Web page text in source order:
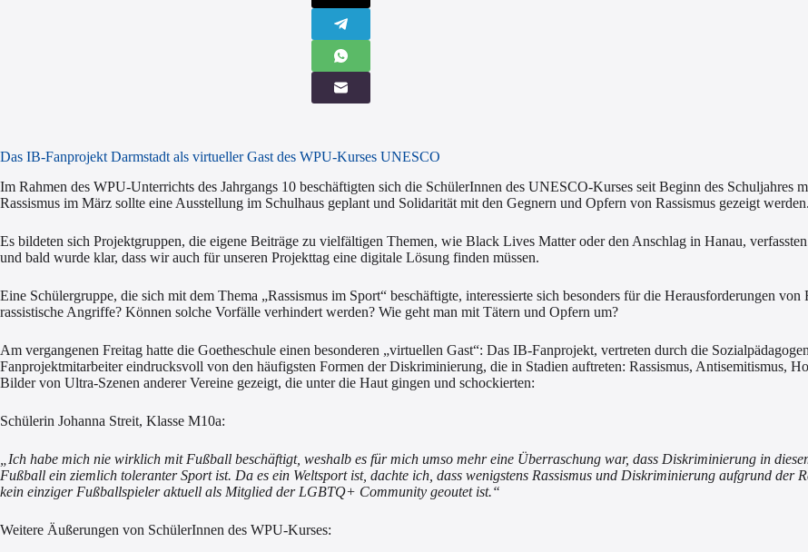
Das IB-Fanprojekt Darmstadt als virtueller Gast des WPU-Kurses UNESCO
Im Rahmen des WPU-Unterrichts des Jahrgangs 10 beschäftigten sich die SchülerInnen des UNESCO-Kurses seit Beginn des Schuljahres
Rassismus im März sollte eine Ausstellung im Schulhaus geplant und Solidarität mit den Gegnern und Opfern von Rassismus gezeigt werden.
Es bildeten sich Projektgruppen, die eigene Beiträge zu vielfältigen Themen, wie Black Lives Matter oder den Anschlag in Hanau,
und bald wurde klar, dass wir auch für unseren Projekttag eine digitale Lösung finden müssen.
Eine Schülergruppe, die sich mit dem Thema „Rassismus im Sport“ beschäftigte, interessierte sich besonders für die Herausforderungen
rassistische Angriffe? Können solche Vorfälle verhindert werden? Wie geht man mit Tätern und Opfern um?
Am vergangenen Freitag hatte die Goetheschule einen besonderen „virtuellen Gast“: Das IB-Fanprojekt, vertreten durch die
Fanprojektmitarbeiter eindrucksvoll von den häufigsten Formen der Diskriminierung, die in Stadien auftreten: Rassismus, Antisemitismus,
Bilder von Ultra-Szenen anderer Vereine gezeigt, die unter die Haut gingen und schockierten:
Schülerin Johanna Streit, Klasse M10a:
„Ich habe mich nie wirklich mit Fußball beschäftigt, weshalb es für mich umso mehr eine Überraschung war, dass Diskriminierung in
Fußball ein ziemlich toleranter Sport ist. Da es ein Weltsport ist, dachte ich, dass wenigstens Rassismus und Diskriminierung aufgrund der
kein einziger Fußballspieler aktuell als Mitglied der LGBTQ+ Community geoutet ist.“
Weitere Äußerungen von SchülerInnen des WPU-Kurses: